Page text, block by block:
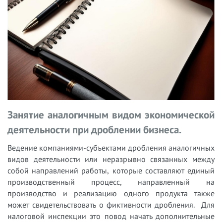
Занятие аналогичным видом экономической
деятельности при дроблении бизнеса.
Ведение компаниями-субъектами дробления аналогичных
видов деятельности или неразрывно связанных между
собой направлений работы, которые составляют единый
производственный процесс, направленный на
производство и реализацию одного продукта также
может свидетельствовать о фиктивности дробления. Для
налоговой инспекции это повод начать дополнительные